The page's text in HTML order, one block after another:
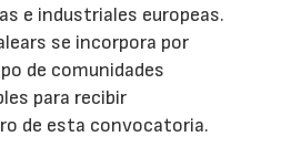
e industriales europeas.
se incorpora por
de comunidades
para recibir
de esta convocatoria.